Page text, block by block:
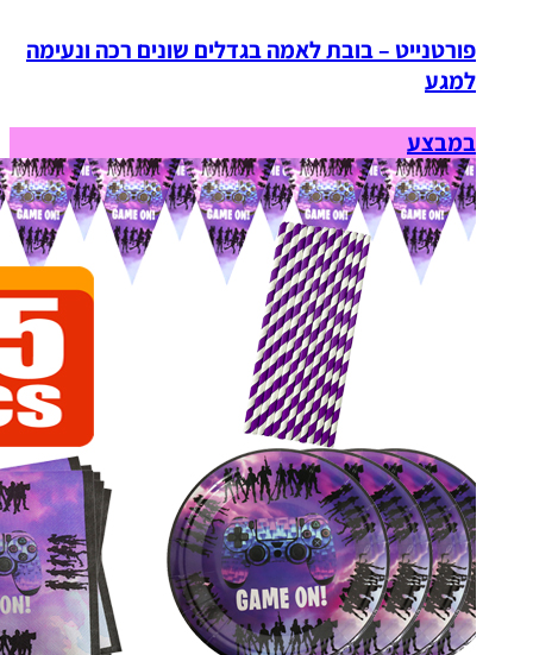
פורטנייט – בובת לאמה בגדלים שונים רכה ונעימה
למגע
במבצע